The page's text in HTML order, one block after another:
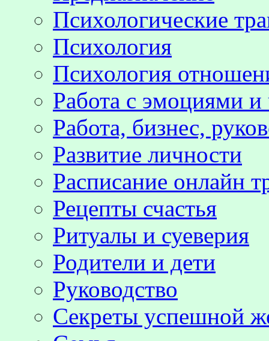
Психологические
Психология
Психология
Работа с эмоциями и
Работа, бизнес,
Развитие личности
Расписание онлайн
Рецепты счастья
Ритуалы и суеверия
Родители и дети
Руководство
Секреты успешной